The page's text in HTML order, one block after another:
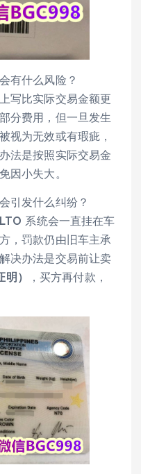
有什么风险？
写比实际交易金额更
分费用，但一旦发生
视为无效或有瑕疵，
法是按照实际交易金
因小失大。
引发什么纠纷？
系统会一直挂在车
，罚款仍由旧车主承
决办法是交易前让卖
）
，买方再付款，